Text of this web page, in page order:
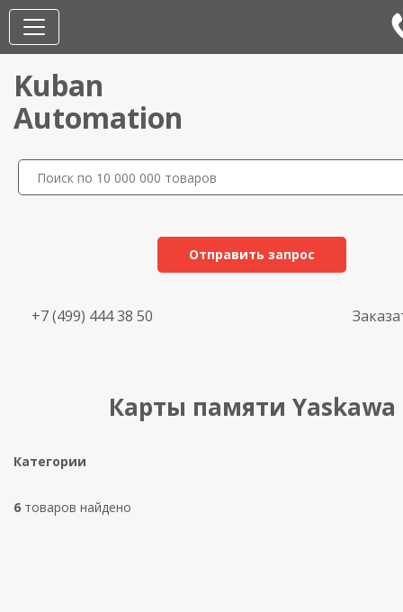
Kuban
Automation
Отправить запрос
+7 (499) 444 38 50
Карты памяти Yaskawa
Категории
6 товаров найдено